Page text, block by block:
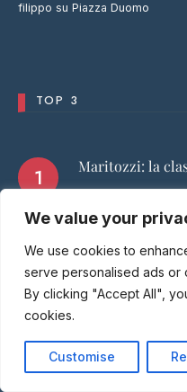
We value your
We use cookies to
serve personalised ads or
By clicking "Accept All",
cookies.
Customise
filippo su Piazza Duomo
TOP 3
Maritozzi: la
La Bettolina